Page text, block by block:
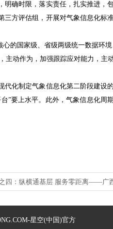
确时限，落实责任，扎实推进，
三方评估组，开展对气象信息化标
的国家级、省级两级统一数据环境
主动作为，加强跟踪应对能力，主
化制定气象信息化第二阶段建设
”要上水平。此外，气象信息化周
之四：纵横通基层 服务零距离——广
星空(中国)官方